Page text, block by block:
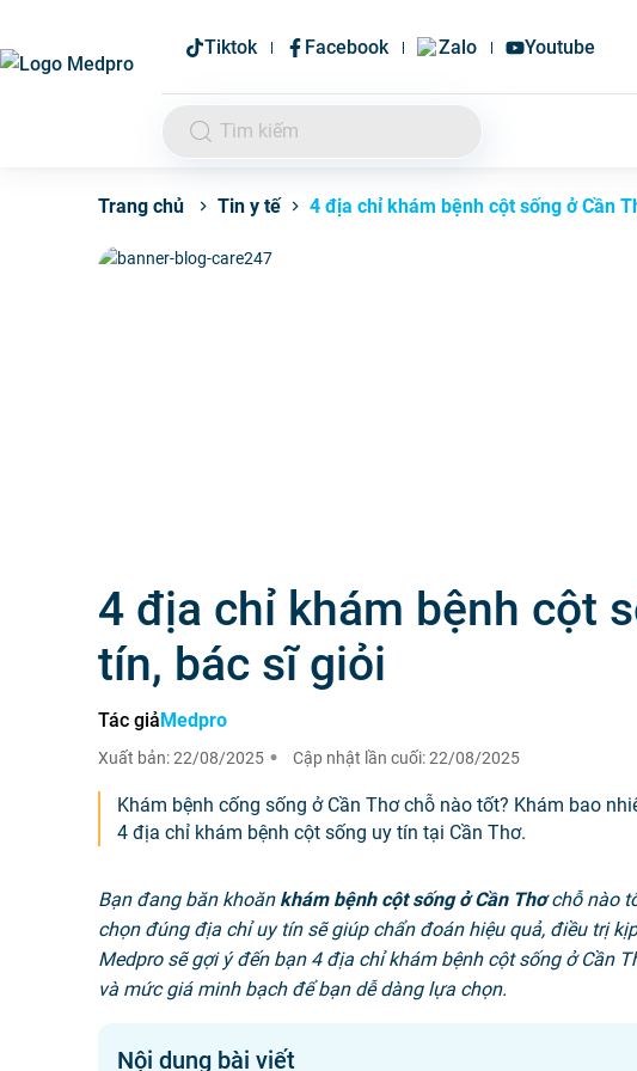
Tiktok Facebook Zalo Youtube
Trang chủ Tin y tế 4 địa chỉ khám bệnh cột sống ở Cần
4 địa chỉ khám bệnh cột
tín, bác sĩ giỏi
Tác giảMedpro
Xuất bản:22/08/2025 Cập nhật lần cuối:22/08/2025
Khám bệnh cống sống ở Cần Thơ chỗ nào tốt? Khám bao
4 địa chỉ khám bệnh cột sống uy tín tại Cần Thơ.
Bạn đang băn khoăn khám bệnh cột sống ở Cần Thơchỗ nào
chọn đúng địa chỉ uy tín sẽ giúp chẩn đoán hiệu quả, điều trị
Medpro sẽ gợi ý đến bạn 4 địa chỉ khám bệnh cột sống ở Cần
và mức giá minh bạch để bạn dễ dàng lựa chọn.
Nội dung bài viết